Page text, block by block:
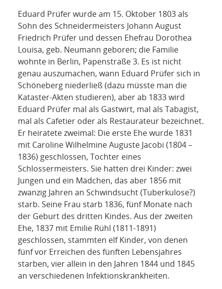
Eduard Prüfer wurde am 15. Oktober 1803 als
Sohn des Schneidermeisters Johann August
Friedrich Prüfer und dessen Ehefrau Dorothea
Louisa, geb. Neumann geboren; die Familie
wohnte in Berlin, Papenstraße 3. Es ist nicht
genau auszumachen, wann Eduard Prüfer sich in
Schöneberg niederließ (dazu müsste man die
Kataster-Akten studieren), aber ab 1833 wird
Eduard Prüfer mal als Gastwirt, mal als Tabagist,
mal als Cafetier oder als Restaurateur bezeichnet.
Er heiratete zweimal: Die erste Ehe wurde 1831
mit Caroline Wilhelmine Auguste Jacobi (1804 –
1836) geschlossen, Tochter eines
Schlossermeisters. Sie hatten drei Kinder: zwei
Jungen und ein Mädchen, das aber 1856 mit
zwanzig Jahren an Schwindsucht (Tuberkulose?)
starb. Seine Frau starb 1836, fünf Monate nach
der Geburt des dritten Kindes. Aus der zweiten
Ehe, 1837 mit Emilie Rühl (1811-1891)
geschlossen, stammten elf Kinder, von denen
fünf vor Erreichen des fünften Lebensjahres
starben, vier allein in den Jahren 1844 und 1845
an verschiedenen Infektionskrankheiten.